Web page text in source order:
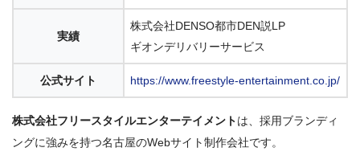
実績
株式会社DENSO都市DEN説LP
ギオンデリバリーサービス
公式サイト https://www.freestyle-entertainment.co.jp/
株式会社フリースタイルエンターテイメントは、採用ブランディ
ングに強みを持つ名古屋のWebサイト制作会社です。